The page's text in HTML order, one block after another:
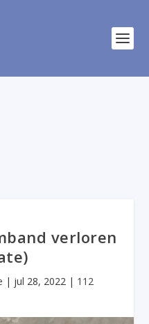
verloren
| jul 28, 2022 | 112